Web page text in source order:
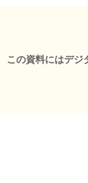
この資料にはデジ